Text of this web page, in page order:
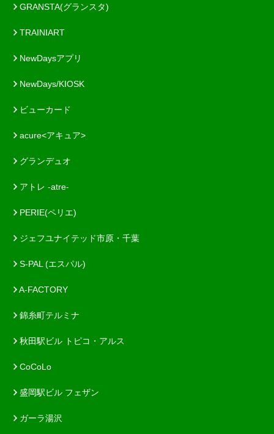
GRANSTA(グランスタ)
TRAINIART
NewDaysアプリ
NewDays/KIOSK
ビューカード
acure<アキュア>
グランデュオ
アトレ -atre-
PERIE(ペリエ)
ジェフユナイテッド市原・千葉
S-PAL (エスパル)
A-FACTORY
錦糸町テルミナ
秋田駅ビル トピコ・アルス
CoCoLo
盛岡駅ビル フェザン
ガーラ湯沢